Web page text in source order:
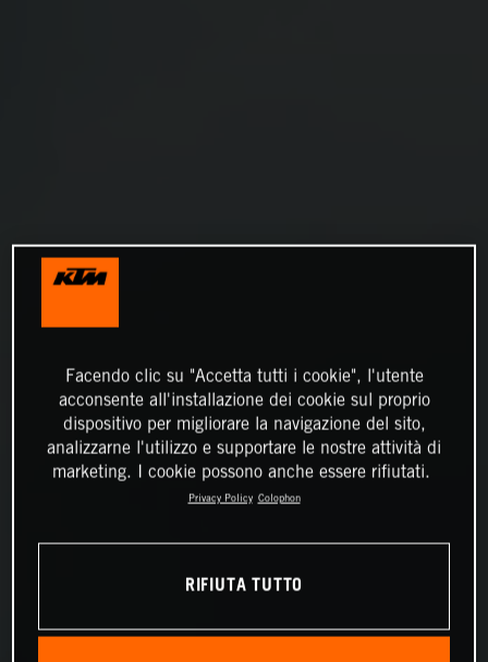
Facendo clic su "Accetta tutti i cookie", l'utente
acconsente all'installazione dei cookie sul proprio
dispositivo per migliorare la navigazione del sito,
analizzarne l'utilizzo e supportare le nostre attività di
marketing. I cookie possono anche essere rifiutati.
Privacy Policy Colophon
RIFIUTA TUTTO